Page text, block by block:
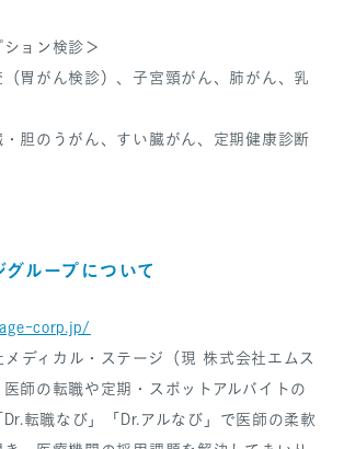
ョン検診＞
胃がん検診）、子宮頸がん、肺がん、乳
胆のうがん、すい臓がん、定期健康診断
ループについて
corp.jp/
ディカル・ステージ（現 株式会社エムス
師の転職や定期・スポットアルバイトの
転職なび」「Dr.アルなび」で医師の柔軟